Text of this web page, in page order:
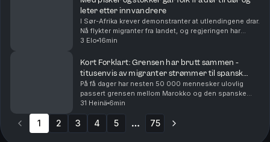
leter etter innvandrere
I Sør-Afrika krever demonstranter at utlendingene drar.
Nå flykter migranter fra landet, og regjeringen har
deportert over 50 000. Både folk i gatene og
3 Elo 16min
Kort Forklart: Grensen har brutt sammen -
titusenvis av migranter strømmer til spansk
eksklave
På få dager har nesten 50 000 mennesker ulovlig
passert grensen mellom Marokko og den spanske
eksklaven Ceuta. Mange har tatt sjøveien med
baderinger og armringer, mens noen har hoppet over
gjerder. N...
31 Heinä 6min
1 2 3 4 5 75